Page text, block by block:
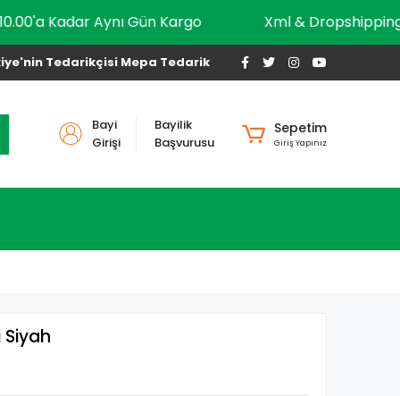
10.00'a Kadar Aynı Gün Kargo Xml &
Tedarikçisi Mepa Tedarik
Bayi
Girişi
Bayilik
Başvurusu
Sepetim
Giriş Yapınız
Siyah